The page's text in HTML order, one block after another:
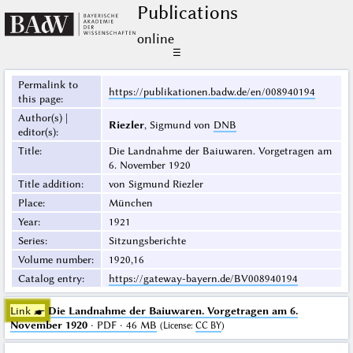
Publications
online
☰
Permalink to
this page:
https://publikationen.badw.de/en/008940194
Author(s) |
editor(s):
Riezler, Sigmund von DNB
Title:
Die Landnahme der Baiuwaren. Vorgetragen am
6. November 1920
Title addition:
von Sigmund Riezler
Place:
München
Year:
1921
Series:
Sitzungsberichte
Volume number:
1920,16
Catalog entry: https://gateway-bayern.de/BV008940194
Link ☛ Die Landnahme der Baiuwaren. Vorgetragen am 6.
November 1920· PDF · 46 MB (License: CC BY)